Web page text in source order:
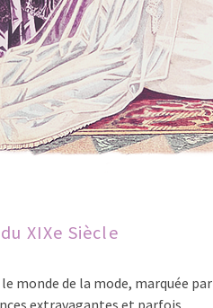
XIXe Siècle
de la mode, marquée
extravagantes et parfois …